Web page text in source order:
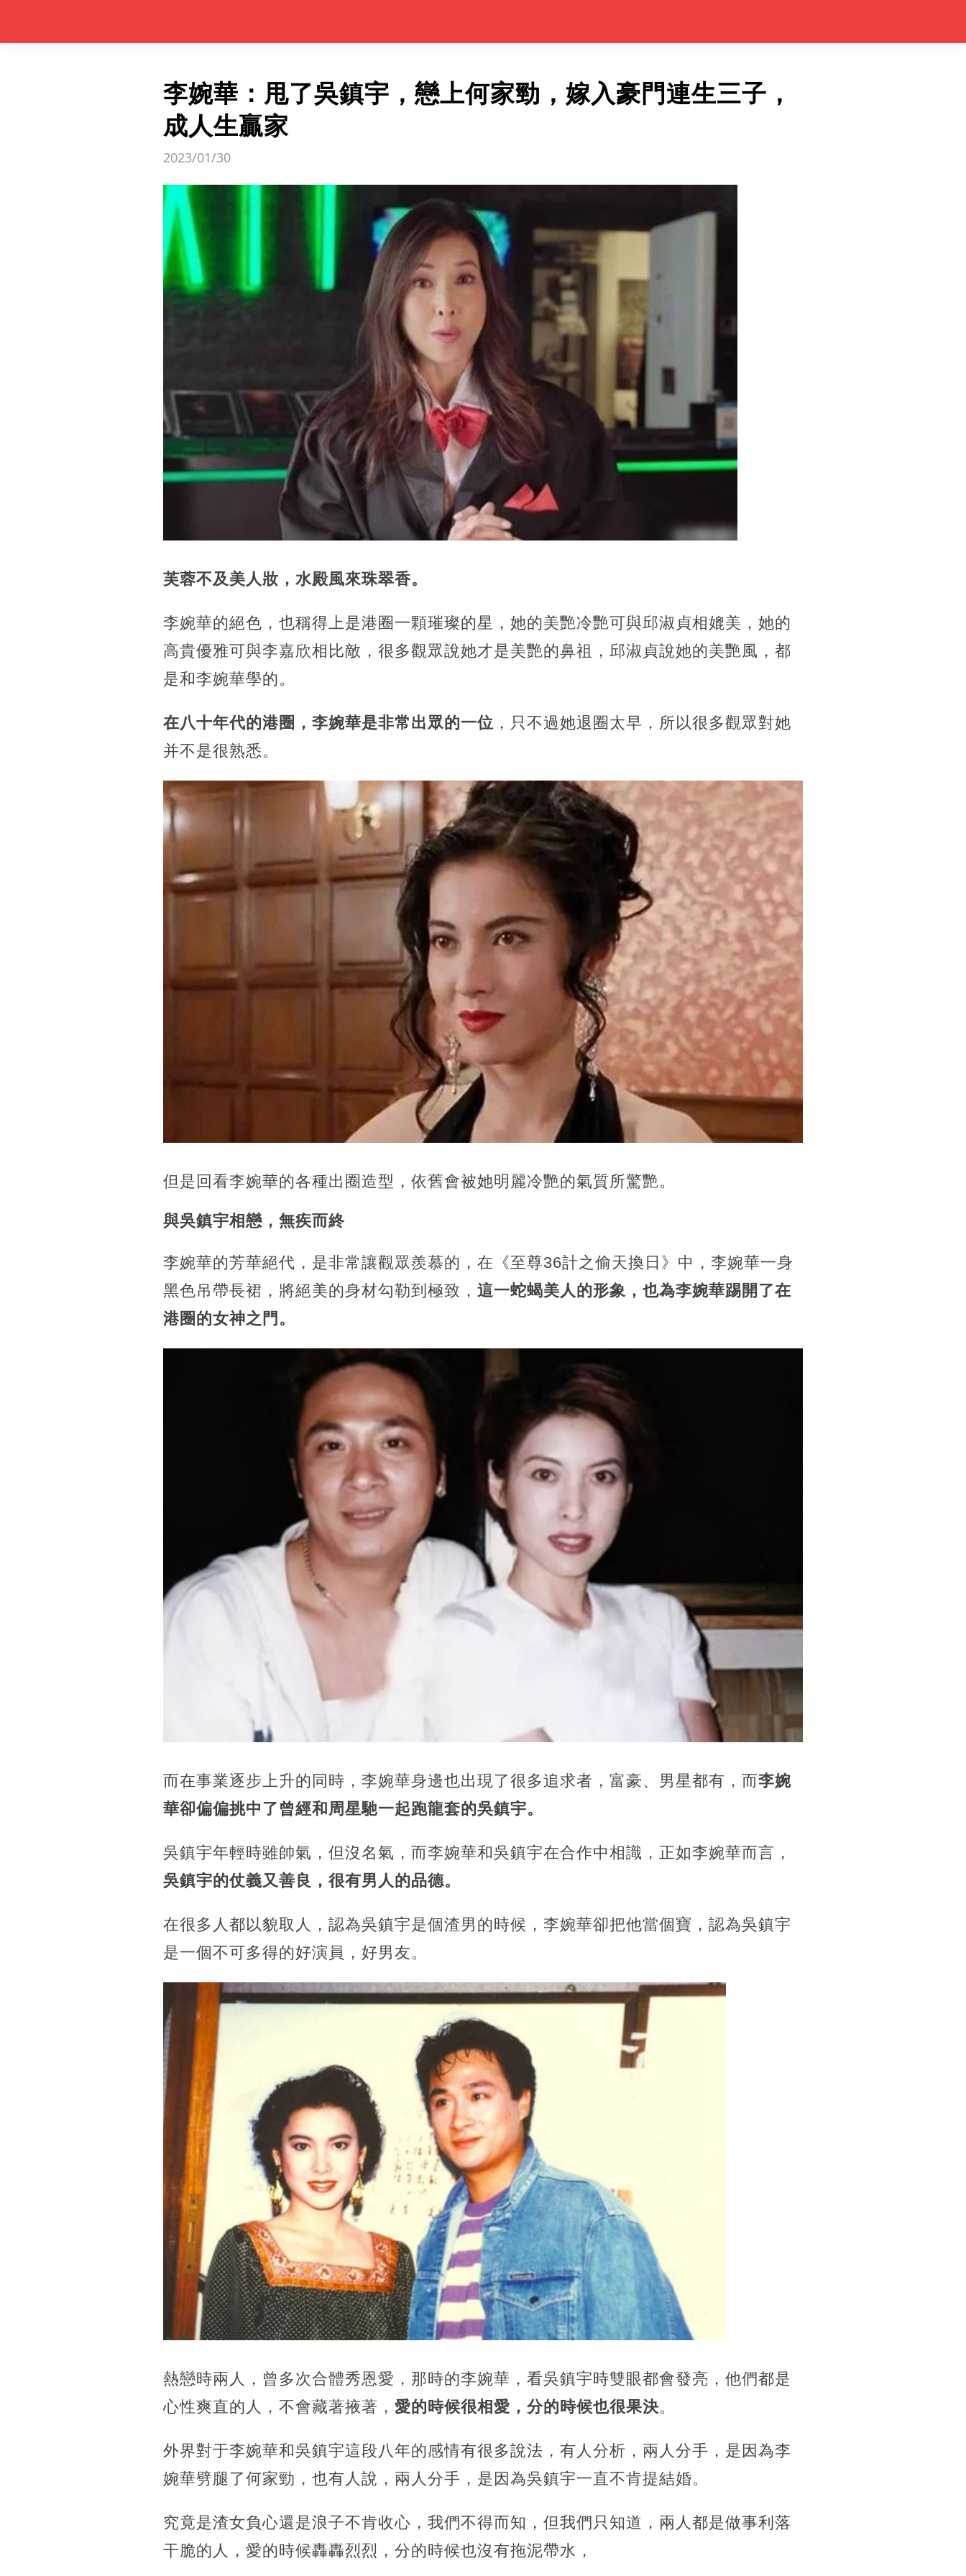
李婉華：甩了吳鎮宇，戀上何家勁，嫁入豪門連生三子，
成人生贏家
2023/01/30
芙蓉不及美人妝，水殿風來珠翠香。
李婉華的絕色，也稱得上是港圈一顆璀璨的星，她的美艷冷艷可與邱淑貞相媲美，她的
高貴優雅可與李嘉欣相比敵，很多觀眾說她才是美艷的鼻祖，邱淑貞說她的美艷風，都
是和李婉華學的。
在八十年代的港圈，李婉華是非常出眾的一位 ，只不過她退圈太早，所以很多觀眾對她
并不是很熟悉。
但是回看李婉華的各種出圈造型，依舊會被她明麗冷艷的氣質所驚艷。
與吳鎮宇相戀，無疾而終
李婉華的芳華絕代，是非常讓觀眾羨慕的，在《至尊36計之偷天換日》中，李婉華一身
黑色吊帶長裙，將絕美的身材勾勒到極致， 這一蛇蝎美人的形象，也為李婉華踢開了在
港圈的女神之門。
而在事業逐步上升的同時，李婉華身邊也出現了很多追求者，富豪、男星都有，而李婉
華卻偏偏挑中了曾經和周星馳一起跑龍套的吳鎮宇。
吳鎮宇年輕時雖帥氣，但沒名氣，而李婉華和吳鎮宇在合作中相識，正如李婉華而言，
吳鎮宇的仗義又善良，很有男人的品德。
在很多人都以貌取人，認為吳鎮宇是個渣男的時候，李婉華卻把他當個寶，認為吳鎮宇
是一個不可多得的好演員，好男友。
熱戀時兩人，曾多次合體秀恩愛，那時的李婉華，看吳鎮宇時雙眼都會發亮，他們都是
心性爽直的人，不會藏著掖著， 愛的時候很相愛，分的時候也很果決。
外界對于李婉華和吳鎮宇這段八年的感情有很多說法，有人分析，兩人分手，是因為李
婉華劈腿了何家勁，也有人說，兩人分手，是因為吳鎮宇一直不肯提結婚。
究竟是渣女負心還是浪子不肯收心，我們不得而知，但我們只知道，兩人都是做事利落
干脆的人，愛的時候轟轟烈烈，分的時候也沒有拖泥帶水，